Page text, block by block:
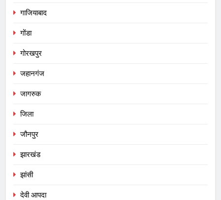
गाजियाबाद
गोंडा
गोरखपुर
जहानगंज
जागरुक
जिला
जौनपुर
झारखंड
झांसी
देवी आपदा